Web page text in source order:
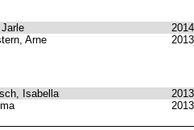
2014
Arne 2013
Isabella
2013
2013